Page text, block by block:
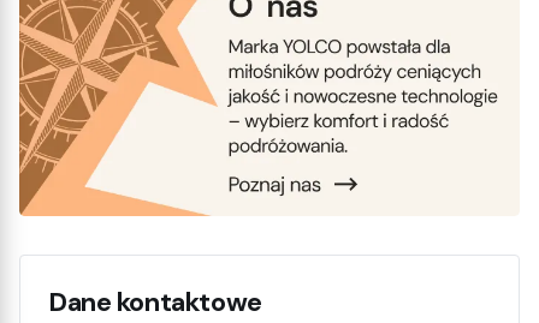
Dane kontaktowe